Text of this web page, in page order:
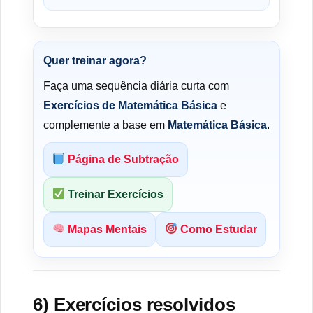
Quer treinar agora?
Faça uma sequência diária curta com
Exercícios de Matemática Básica e
complemente a base em Matemática Básica.
Página de Subtração
Treinar Exercícios
Mapas Mentais Como Estudar
6) Exercícios resolvidos